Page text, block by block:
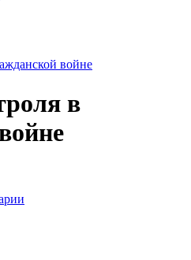
войне
в